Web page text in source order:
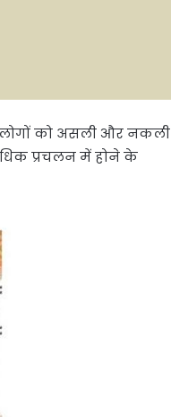
को असली और नकली
प्रचलन में होने के